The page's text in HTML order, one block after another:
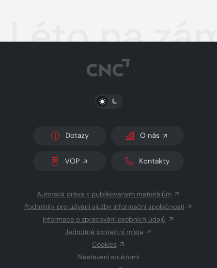
Léto na
PŘEPNOUT SVĚTLÝ/TMAVÝ REŽIM
Dotazy O nás
VOP Kontakty
Autorská práva k publikovaným materiálům
Podmínky pro užívání služby informační společnosti
Informace o zpracování osobních údajů
Jednotná kontaktní místa
Cookies
Nastavení soukromí